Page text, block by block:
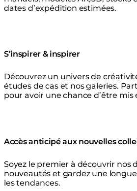
dates d’expédition estimées.
S’inspirer & inspirer
Découvrez un univers de
études de cas et nos galeries.
pour avoir une chance d’être mis
Accès anticipé aux nouvelles
Soyez le premier à découvrir nos
nouveautés et gardez une
les tendances.